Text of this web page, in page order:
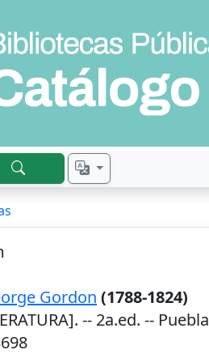
Gordon (1788-1824)
-- 2a.ed. -- Puebla